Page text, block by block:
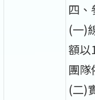
四、
(一)
額以
團隊
(二)